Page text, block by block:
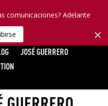
comunicaciones? Adelante
JOSÉ GUERRERO